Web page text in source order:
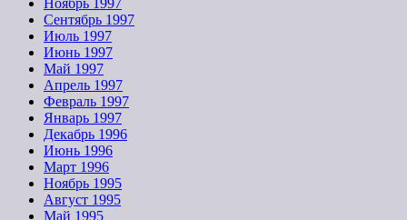
Ноябрь 1997
Сентябрь 1997
Июль 1997
Июнь 1997
Май 1997
Апрель 1997
Февраль 1997
Январь 1997
Декабрь 1996
Июнь 1996
Март 1996
Ноябрь 1995
Август 1995
Май 1995